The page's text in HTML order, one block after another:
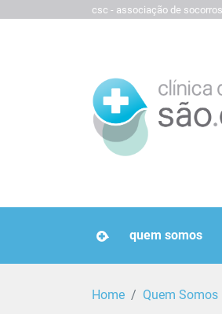
csc - associação de
homepage
quem somos
Home Quem Somos